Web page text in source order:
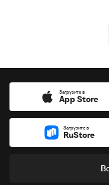
Загрузите в
App Store
Загрузите в
RuStore